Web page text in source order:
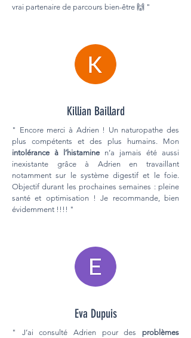
vrai partenaire de parcours bien-être 🙌 "
Killian Baillard
" Encore merci à Adrien ! Un naturopathe des
plus compétents et des plus humains. Mon
intolérance à l’histamine n’a jamais été aussi
inexistante grâce à Adrien en travaillant
notamment sur le système digestif et le foie.
Objectif durant les prochaines semaines : pleine
santé et optimisation ! Je recommande, bien
évidemment !!!! "
Eva Dupuis
" J’ai consulté Adrien pour des problèmes